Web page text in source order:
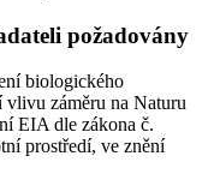
požadovány
biologického
vlivu záměru na Naturu
EIA dle zákona č.
prostředí, ve znění